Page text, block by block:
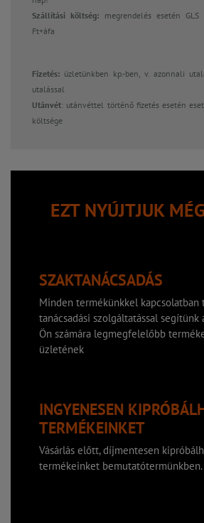
Szállítási költség: megrendelés esetén
Ft+áfa
Fizetés: üzletünkben kp.-ben, v. azonnali
utalással
Utánvét: utánvéttel történő fizetés esetén
költsége
EZT NYÚJTJUK
SZAKTANÁCSADÁS
Minden termékünkkel kapcsolatban
tanácsadási szolgáltatással segítünk
Ön számára legmegfelelőbb
üzletének
INGYENESEN
TERMÉKEINKET
Vásárlás előtt, díjmentesen
termékeinket bemutatótermünkben.